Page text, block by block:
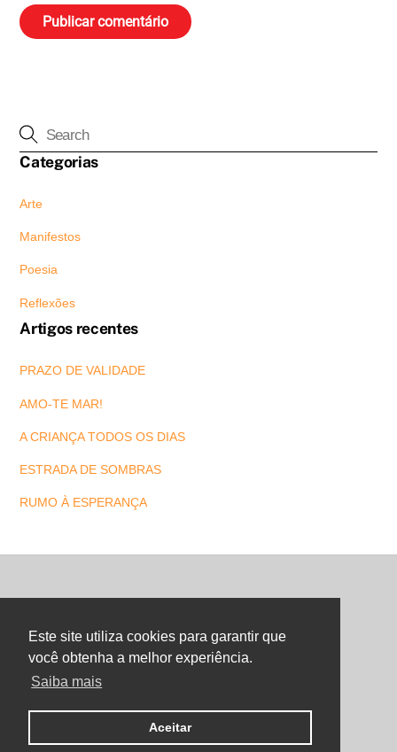
Este site utiliza cookies para garantir que
você obtenha a melhor experiência.
Saiba mais
Aceitar
Categorias
Arte
Manifestos
Poesia
Reflexões
Artigos recentes
PRAZO DE VALIDADE
AMO-TE MAR!
A CRIANÇA TODOS OS DIAS
ESTRADA DE SOMBRAS
RUMO À ESPERANÇA
Back
Top